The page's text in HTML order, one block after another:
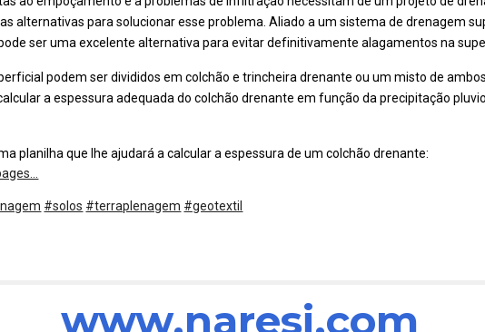
alternativas para solucionar esse problema. Aliado a um sistema de drenagem
ser uma excelente alternativa para evitar definitivamente alagamentos na
podem ser divididos em colchão e trincheira drenante ou um misto de
a espessura adequada do colchão drenante em função da precipitação
planilha que lhe ajudará a calcular a espessura de um colchão drenante:
#solos #terraplenagem #geotextil
www.naresi.com